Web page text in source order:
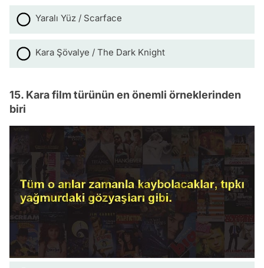
Yaralı Yüz / Scarface
Kara Şövalye / The Dark Knight
15. Kara film türünün en önemli örneklerinden
biri